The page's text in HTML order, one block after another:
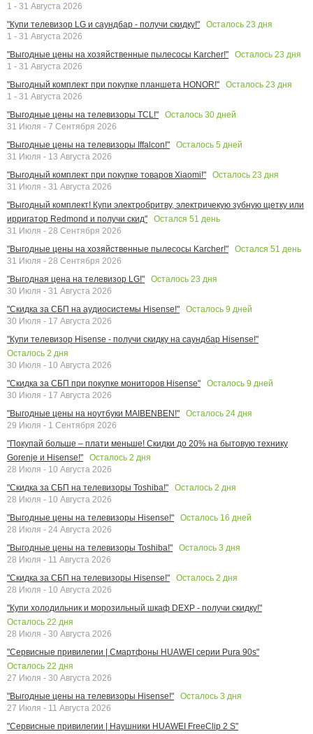
1 - 31 Августа 2026
"Купи телевизор LG и саундбар - получи скидку!"
Осталось 23 дня
1 - 31 Августа 2026
"Выгодные цены на хозяйственные пылесосы Karcher!"
Осталось 23 дня
1 - 31 Августа 2026
"Выгодный комплект при покупке планшета HONOR!"
Осталось 23 дня
1 - 31 Августа 2026
"Выгодные цены на телевизоры TCL!"
Осталось 30 дней
31 Июля - 7 Сентября 2026
"Выгодные цены на телевизоры Iffalcon!"
Осталось 5 дней
31 Июля - 13 Августа 2026
"Выгодный комплект при покупке товаров Xiaomi!"
Осталось 23 дня
31 Июля - 31 Августа 2026
"Выгодный комплект! Купи электробритву, электричекую зубную щетку или
ирригатор Redmond и получи скид"
Остался 51 день
31 Июля - 28 Сентября 2026
"Выгодные цены на хозяйственные пылесосы Karcher!"
Остался 51 день
31 Июля - 28 Сентября 2026
"Выгодная цена на телевизор LG!"
Осталось 23 дня
30 Июля - 31 Августа 2026
"Скидка за СБП на аудиосистемы Hisense!"
Осталось 9 дней
30 Июля - 17 Августа 2026
"Купи телевизор Hisense - получи скидку на саундбар Hisense!"
Осталось 2 дня
30 Июля - 10 Августа 2026
"Скидка за СБП при покупке мониторов Hisense"
Осталось 9 дней
30 Июля - 17 Августа 2026
"Выгодные цены на ноутбуки MAIBENBEN!"
Осталось 24 дня
29 Июля - 1 Сентября 2026
"Покупай больше – плати меньше! Скидки до 20% на бытовую технику
Gorenje и Hisense!"
Осталось 2 дня
28 Июля - 10 Августа 2026
"Скидка за СБП на телевизоры Toshiba!"
Осталось 2 дня
28 Июля - 10 Августа 2026
"Выгодные цены на телевизоры Hisense!"
Осталось 16 дней
28 Июля - 24 Августа 2026
"Выгодные цены на телевизоры Toshiba!"
Осталось 3 дня
28 Июля - 11 Августа 2026
"Скидка за СБП на телевизоры Hisense!"
Осталось 2 дня
28 Июля - 10 Августа 2026
"Купи холодильник и морозильный шкаф DEXP - получи скидку!"
Осталось 22 дня
28 Июля - 30 Августа 2026
"Сервисные привилегии | Смартфоны HUAWEI серии Pura 90s"
Осталось 22 дня
27 Июля - 30 Августа 2026
"Выгодные цены на телевизоры Hisense!"
Осталось 3 дня
27 Июля - 11 Августа 2026
"Сервисные привилегии | Наушники HUAWEI FreeClip 2 S"